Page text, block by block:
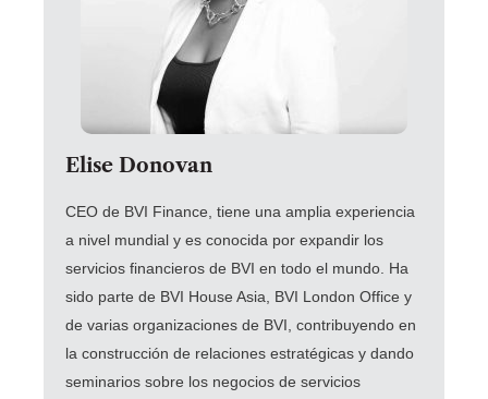
Elise Donovan
CEO de BVI Finance, tiene una amplia experiencia
a nivel mundial y es conocida por expandir los
servicios financieros de BVI en todo el mundo. Ha
sido parte de BVI House Asia, BVI London Office y
de varias organizaciones de BVI, contribuyendo en
la construcción de relaciones estratégicas y dando
seminarios sobre los negocios de servicios